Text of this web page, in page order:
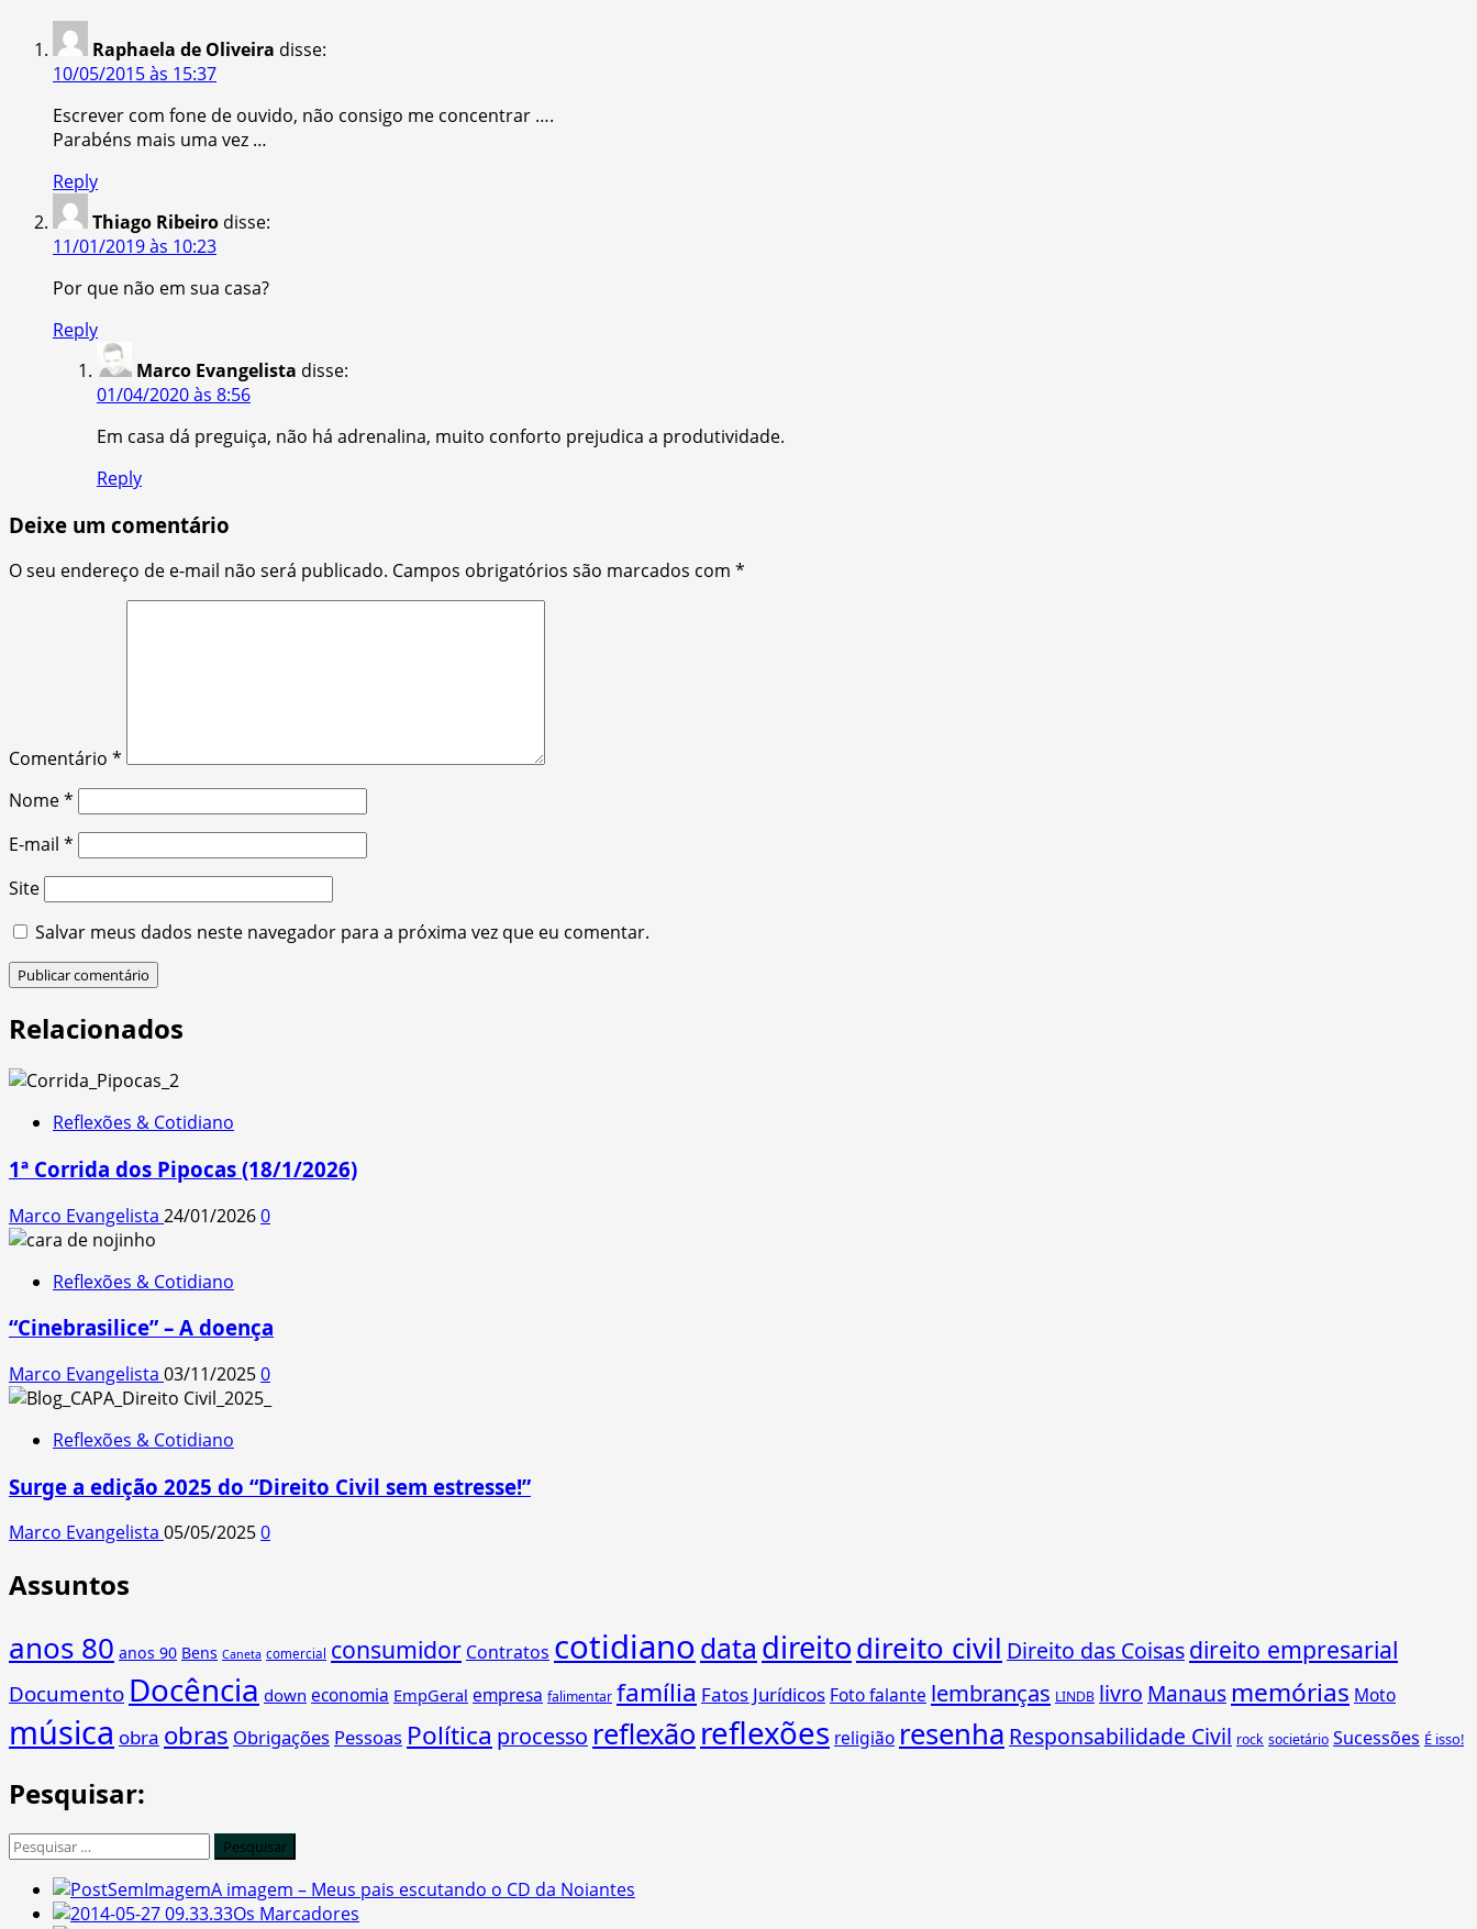
Raphaela de Oliveira disse:
10/05/2015 às 15:37
Escrever com fone de ouvido, não consigo me concentrar ….
Parabéns mais uma vez …
Reply
Thiago Ribeiro disse:
11/01/2019 às 10:23
Por que não em sua casa?
Reply
Marco Evangelista disse:
01/04/2020 às 8:56
Em casa dá preguiça, não há adrenalina, muito conforto prejudica a produtividade.
Reply
Deixe um comentário
O seu endereço de e-mail não será publicado. Campos obrigatórios são marcados com *
Comentário *
Nome*
E-mail *
Site
Salvar meus dados neste navegador para a próxima vez que eu comentar.
Relacionados
Reflexões & Cotidiano
1ª Corrida dos Pipocas (18/1/2026)
Marco Evangelista 24/01/20260
Reflexões & Cotidiano
“Cinebrasilice” – A doença
Marco Evangelista 03/11/20250
Reflexões & Cotidiano
Surge a edição 2025 do “Direito Civil sem estresse!”
Marco Evangelista 05/05/20250
Assuntos
anos 80 anos 90 Bens Caneta comercial consumidor Contratos cotidianodata direitodireito civil Direito das Coisasdireito empresarial
Documento Docência down economia EmpGeral empresa falimentar família Fatos Jurídicos Foto falante lembranças LINDB livro Manaus memórias Moto
música obra obras Obrigações Pessoas Política processo reflexão reflexões religião resenha Responsabilidade Civil rock societário Sucessões É isso!
Pesquisar:
Pesquisar
A imagem – Meus pais escutando o CD da Noiantes
Os Marcadores